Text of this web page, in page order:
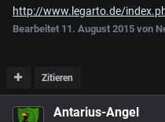
http://www.legarto.de/
Bearbeitet 11. August 2015 von
Zitieren
Antarius-Angel